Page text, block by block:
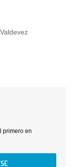
primero en